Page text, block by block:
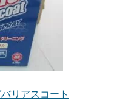
リアスコート